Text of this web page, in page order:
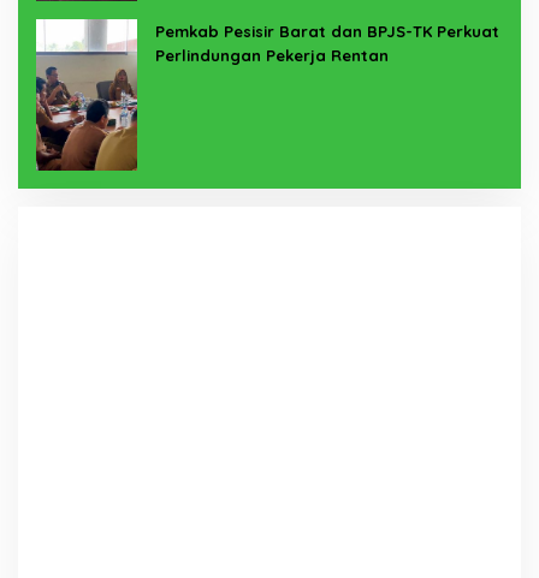
Pemkab Pesisir Barat dan BPJS-TK Perkuat
Perlindungan Pekerja Rentan